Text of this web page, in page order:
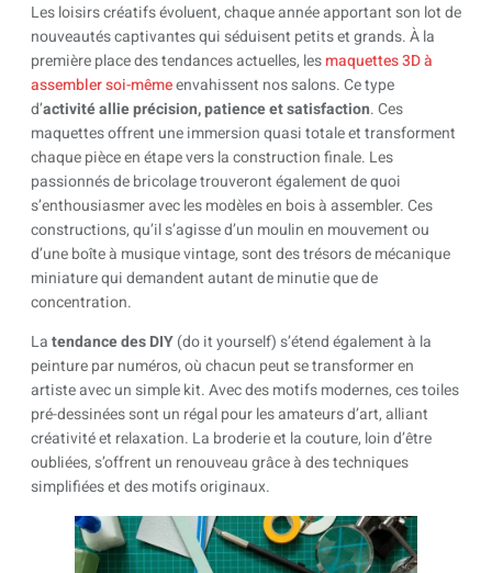
Les loisirs créatifs évoluent, chaque année apportant son lot de
nouveautés captivantes qui séduisent petits et grands. À la
première place des tendances actuelles, lesmaquettes 3D à
assembler soi-mêmeenvahissent nos salons. Ce type
d’activité allie précision, patience et satisfaction. Ces
maquettes offrent une immersion quasi totale et transforment
chaque pièce en étape vers la construction finale. Les
passionnés de bricolage trouveront également de quoi
s’enthousiasmer avec les modèles en bois à assembler. Ces
constructions, qu’il s’agisse d’un moulin en mouvement ou
d’une boîte à musique vintage, sont des trésors de mécanique
miniature qui demandent autant de minutie que de
concentration.
Latendance des DIY(do it yourself) s’étend également à la
peinture par numéros, où chacun peut se transformer en
artiste avec un simple kit. Avec des motifs modernes, ces toiles
pré-dessinées sont un régal pour les amateurs d’art, alliant
créativité et relaxation. La broderie et la couture, loin d’être
oubliées, s’offrent un renouveau grâce à des techniques
simplifiées et des motifs originaux.